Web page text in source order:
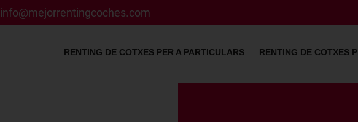
info@mejorrentingcoches.com
RENTING DE COTXES PER A PARTICULARS RENTING DE COTXES